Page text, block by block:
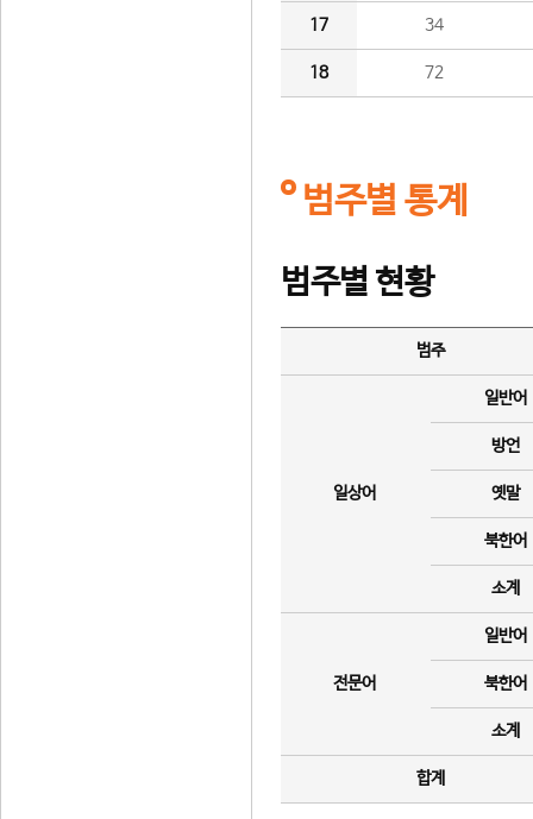
17 34
18 72
범주별 통계
범주별 현황
범주
일상어
일반어
방언
옛말
북한어
소계
전문어
일반어
북한어
소계
합계